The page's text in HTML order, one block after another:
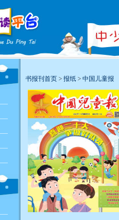
书报刊首页 > 报纸 > 中国儿童报